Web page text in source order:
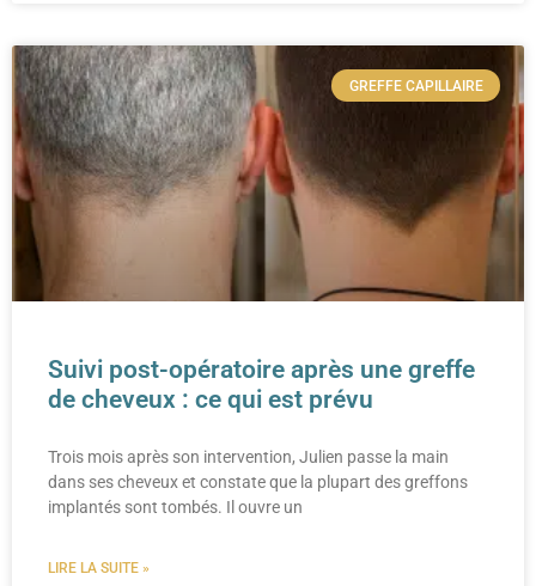
GREFFE CAPILLAIRE
Suivi post-opératoire après une greffe
de cheveux : ce qui est prévu
Trois mois après son intervention, Julien passe la main
dans ses cheveux et constate que la plupart des greffons
implantés sont tombés. Il ouvre un
LIRE LA SUITE »